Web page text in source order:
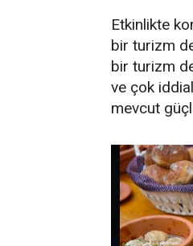
Etkinlikte
bir turizm
bir turizm
ve çok
mevcut